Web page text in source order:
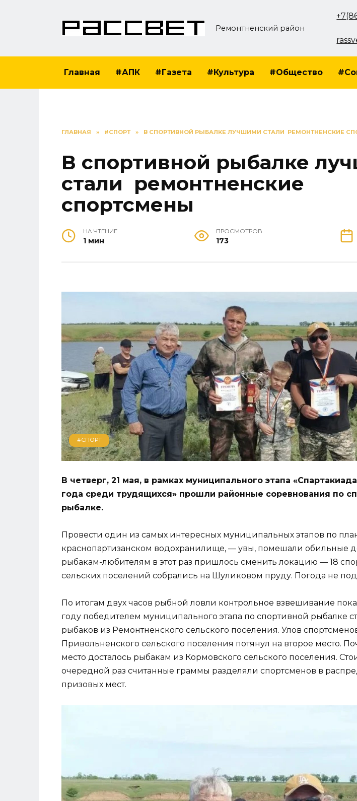
Ремонтненский район
Главная #АПК #Газета #Культура #Общество
ГЛАВНАЯ » #СПОРТ » В СПОРТИВНОЙ РЫБАЛКЕ ЛУЧШИМИ СТАЛИ РЕМОНТНЕНСКИЕ
В спортивной рыбалке
стали ремонтненские
спортсмены
НА ЧТЕНИЕ
1 мин
ПРОСМОТРОВ
173
#СПОРТ
В четверг, 21 мая, в рамках муниципального этапа
года среди трудящихся» прошли районные соревнования по
рыбалке.
Провести один из самых интересных муниципальных этапов по
краснопартизанском водохранилище, — увы, помешали обильные
рыбакам-любителям в этот раз пришлось сменить локацию — 18
сельских поселений собрались на Шуликовом пруду. Погода не
По итогам двух часов рыбной ловли контрольное взвешивание
году победителем муниципального этапа по спортивной рыбалке
рыбаков из Ремонтненского сельского поселения. Улов
Привольненского сельского поселения потянул на второе место.
место досталось рыбакам из Кормовского сельского поселения.
очередной раз считанные граммы разделяли спортсменов в
призовых мест.